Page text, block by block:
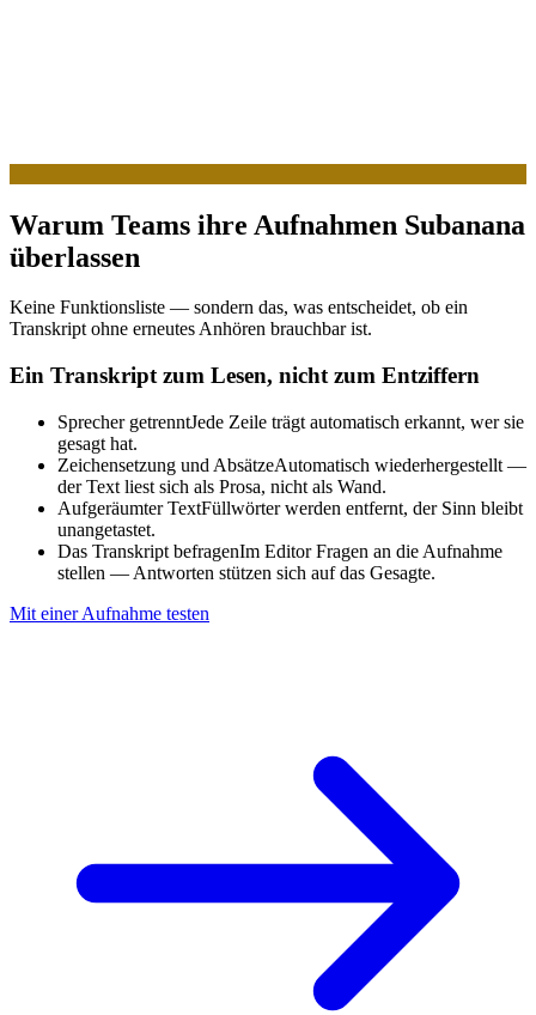
Warum Teams ihre Aufnahmen Subanana
überlassen
Keine Funktionsliste — sondern das, was entscheidet, ob ein
Transkript ohne erneutes Anhören brauchbar ist.
Ein Transkript zum Lesen, nicht zum Entziffern
Sprecher getrenntJede Zeile trägt automatisch erkannt, wer sie
gesagt hat.
Zeichensetzung und AbsätzeAutomatisch wiederhergestellt —
der Text liest sich als Prosa, nicht als Wand.
Aufgeräumter TextFüllwörter werden entfernt, der Sinn bleibt
unangetastet.
Das Transkript befragenIm Editor Fragen an die Aufnahme
stellen — Antworten stützen sich auf das Gesagte.
Mit einer Aufnahme testen